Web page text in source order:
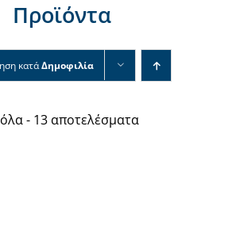
Προϊόντα
κατάΔημοφιλία
- 13 αποτελέσματα